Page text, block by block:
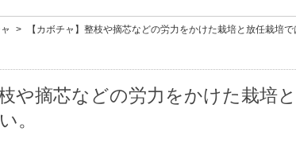
> 【カボチャ】整枝や摘芯などの労力をかけた栽培と放任栽培
や摘芯などの労力をかけた栽培
。